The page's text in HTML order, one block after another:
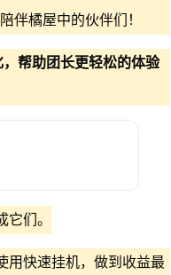
伴橘屋中的伙伴们！
帮助团长更轻松的体验
们。
用快速挂机，做到收益最